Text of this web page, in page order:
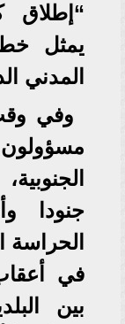
“إطلاق
يمثل
المدني
وفي
جنودا
في
بين